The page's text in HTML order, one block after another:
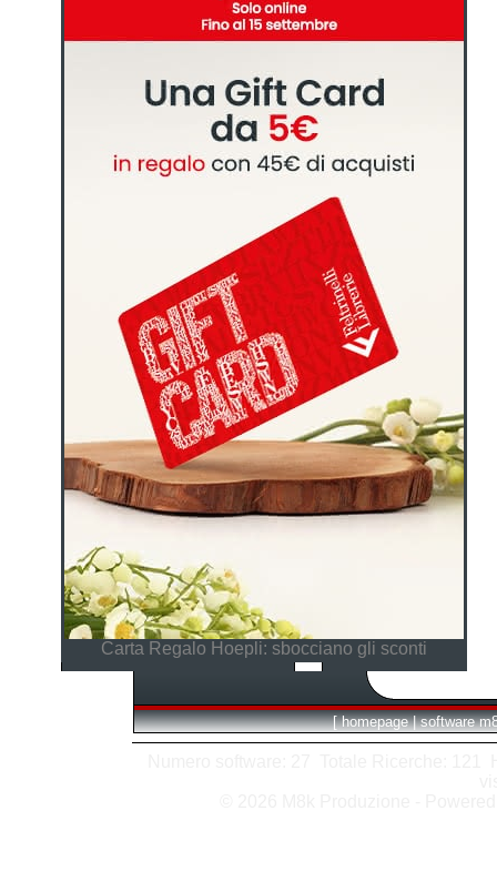
Carta Regalo Hoepli: sbocciano gli sconti
[ homepage | software